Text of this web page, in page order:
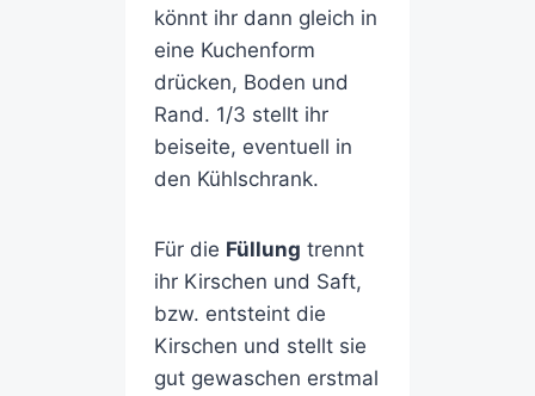
könnt ihr dann gleich in
eine Kuchenform
drücken, Boden und
Rand. 1/3 stellt ihr
beiseite, eventuell in
den Kühlschrank.
Für die Füllung trennt
ihr Kirschen und Saft,
bzw. entsteint die
Kirschen und stellt sie
gut gewaschen erstmal